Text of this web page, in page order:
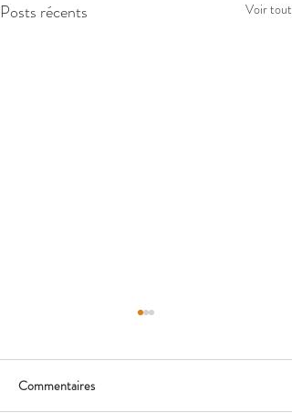
Posts récents Voir tout
Commentaires